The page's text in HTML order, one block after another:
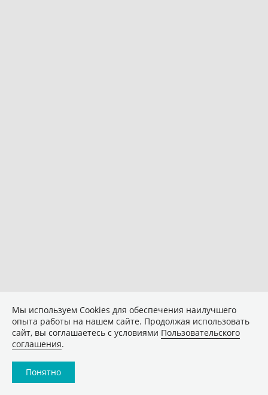
Мы используем Сookies для обеспечения наилучшего
опыта работы на нашем сайте. Продолжая использовать
сайт, вы соглашаетесь с условиями Пользовательского
соглашения.
Понятно